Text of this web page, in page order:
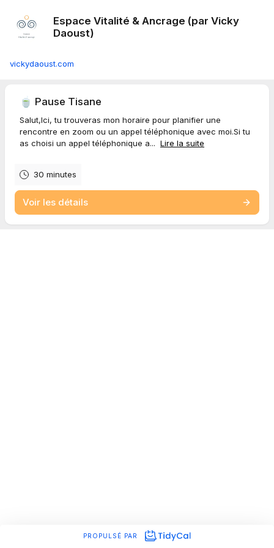
Espace Vitalité & Ancrage (par Vicky
Daoust)
vickydaoust.com
🍵 Pause Tisane
Salut,Ici, tu trouveras mon horaire pour planifier une
rencontre en zoom ou un appel téléphonique avec moi.Si tu
as choisi un appel téléphonique a... Lire la suite
30 minutes
Voir les détails
PROPULSÉ PAR